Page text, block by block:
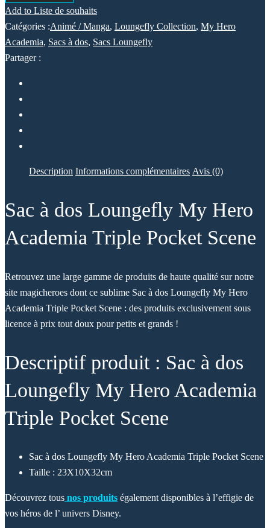
Add to Liste de souhaits
Catégories :Animé / Manga, Loungefly Collection, My Hero
Academia, Sacs à dos, Sacs Loungefly
Partager :
Description Informations complémentaires Avis (0)
Sac à dos Loungefly My Hero
Academia Triple Pocket Scene
Retrouvez une large gamme de produits de haute qualité sur notre
site magicheroes dont ce sublime Sac à dos Loungefly My Hero
Academia Triple Pocket Scene : des produits exclusivement sous
licence à prix tout doux pour petits et grands !
Descriptif produit : Sac à dos
Loungefly My Hero Academia
Triple Pocket Scene
Sac à dos Loungefly My Hero Academia Triple Pocket Scene
Taille : 23X10X32cm
Découvrez tous nos produits également disponibles à l’effigie de
vos héros de l’ univers Disney.